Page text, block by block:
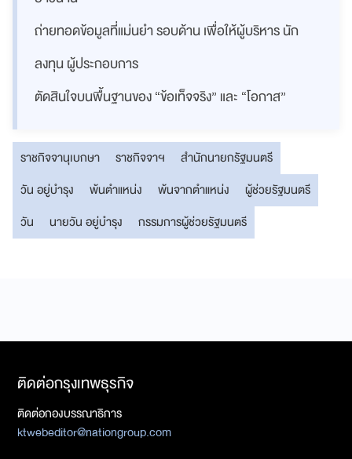
ถ่ายทอดข้อมูลที่แม่นยำ รอบด้าน เพื่อให้ผู้บริหาร นัก
ลงทุน ผู้ประกอบการ
ตัดสินใจบนพื้นฐานของ “ข้อเท็จจริง” และ “โอกาส”
ราชกิจจานุเบกษา ราชกิจจาฯ
สำนักนายกรัฐมนตรี
วัน อยู่บำรุง
พ้นตำแหน่ง พ้นจากตำแหน่ง
ผู้ช่วยรัฐมนตรี
วัน
นายวัน อยู่บำรุง กรรมการผู้ช่วยรัฐมนตรี
ติดต่อกรุงเทพธุรกิจ
ติดต่อกองบรรณาธิการ
ktwebeditor@nationgroup.com